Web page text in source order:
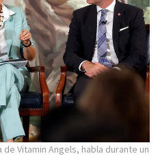
Vitamin Angels, habla durante un